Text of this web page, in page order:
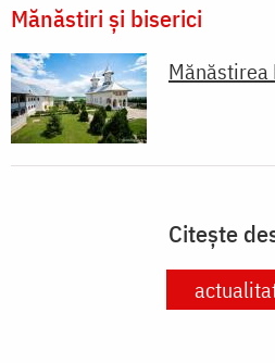
Mănăstiri și biserici
Citește